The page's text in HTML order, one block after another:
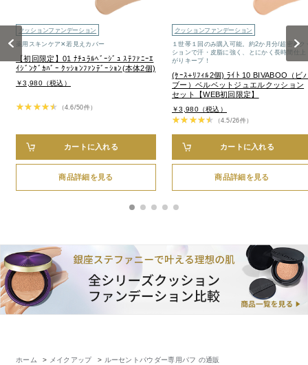
Previous
クッションファンデーション
薬用スキンケア✕若見えカバー
【初回限定】01 ﾅﾁｭﾗﾙﾍﾞｰｼﾞｭ ｽﾃﾌｧﾆｰｴ
ｲｼﾞﾝｸﾞｶﾊﾞｰ ｸｯｼｮﾝﾌｧﾝﾃﾞｰｼｮﾝ(本体2個)
￥3,980（税込）
（4.6/50件）
カートに入れる
商品詳細を見る
クッションファンデーション
１世帯１回のみ購入可能。約2か月分/超密着ク
ションで汗・皮脂に強く、とにかく長時間仕上
がりキープ！
(ｹｰｽ+ﾘﾌｨﾙ2個) ﾗｲﾄ 10 BIVABOO（ビ
ブー）ベルベットジュエルクッション
セット【WEB初回限定】
￥3,980（税込）
（4.5/26件）
カートに入れる
商品詳細を見る
Next
ホーム > メイクアップ > ルーセントパウダー専用パフ の通販